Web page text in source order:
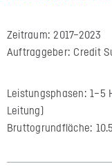
Zeitraum: 2017–2023
Auftraggeber: Credit
Leistungsphasen: 1–5
Leitung)
Bruttogrundfläche: